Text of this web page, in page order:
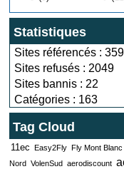
Statistiques
Sites référencés :
Sites refusés : 2049
Sites bannis : 22
Catégories : 163
Tag Cloud
11ec Easy2Fly Fly Mont Blanc
Nord VolenSud aerodiscount